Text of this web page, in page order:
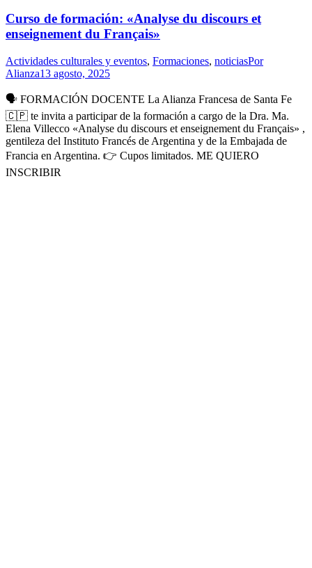
Curso de formación: «Analyse du discours et
enseignement du Français»
Actividades culturales y eventos, Formaciones, noticiasPor
Alianza13 agosto, 2025
🗣 FORMACIÓN DOCENTE La Alianza Francesa de Santa Fe
🇨🇵 te invita a participar de la formación a cargo de la Dra. Ma.
Elena Villecco «Analyse du discours et enseignement du Français» ,
gentileza del Instituto Francés de Argentina y de la Embajada de
Francia en Argentina. 👉 Cupos limitados. ME QUIERO
INSCRIBIR